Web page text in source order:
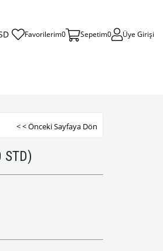
Favorilerim0 Sepetim0 Üye Girişi
< < Önceki Sayfaya Dön